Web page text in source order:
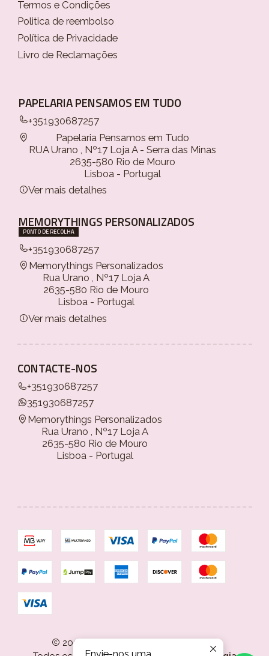
Termos e Condições
Politica de reembolso
Política de Privacidade
Livro de Reclamações
PAPELARIA PENSAMOS EM TUDO
+351930687257
Papelaria Pensamos em Tudo
RUA Urano , Nº17 Loja A - Serra das Minas
2635-580 Rio de Mouro
Lisboa - Portugal
Ver mais detalhes
MEMORYTHINGS PERSONALIZADOS
PONTO DE RECOLHA
+351930687257
Memorythings Personalizados
Rua Urano , Nº17 Loja A
2635-580 Rio de Mouro
Lisboa - Portugal
Ver mais detalhes
CONTACTE-NOS
+351930687257
351930687257
Memorythings Personalizados
Rua Urano , Nº17 Loja A
2635-580 Rio de Mouro
Lisboa - Portugal
2026 Memorythings Personalizados.